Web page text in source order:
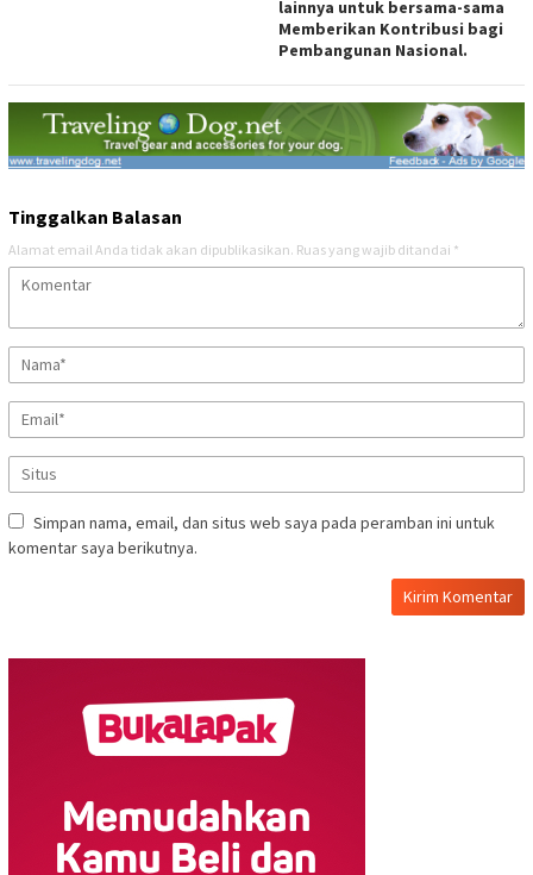
lainnya untuk bersama-sama
Memberikan Kontribusi bagi
Pembangunan Nasional.
Tinggalkan Balasan
Alamat email Anda tidak akan dipublikasikan. Ruas yang wajib ditandai *
Simpan nama, email, dan situs web saya pada peramban ini untuk
komentar saya berikutnya.